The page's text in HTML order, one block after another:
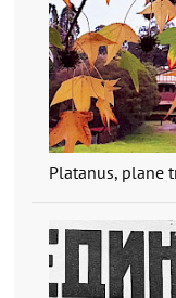
Platanus, plane